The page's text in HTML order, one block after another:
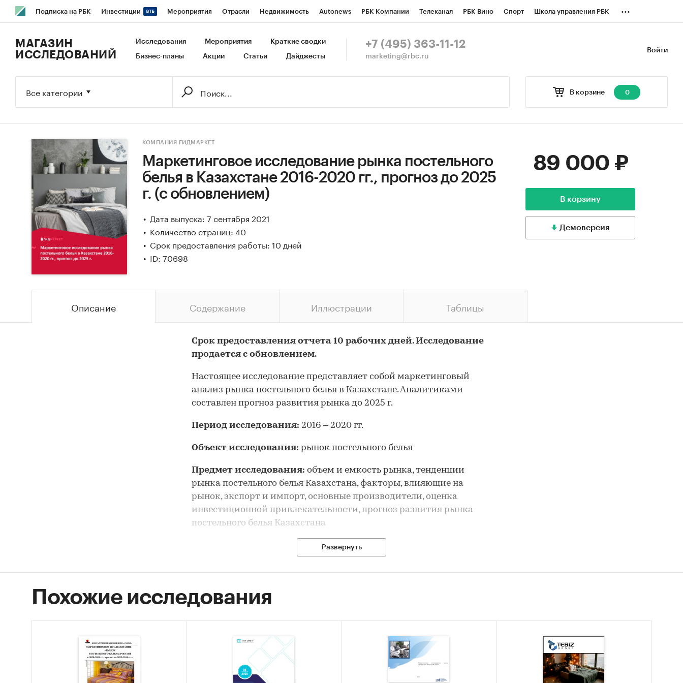
Подписка на РБК Инвестиции Мероприятия Отрасли Недвижимость Autonews РБК Компании Телеканал РБК Вино Спорт Школа управления РБК
Исследования Кредитные рейтинги Франшизы Газета Спецпроекты СПб Конференции СПб Спецпроекты
...
Войти
МАГАЗИН
ИССЛЕДОВАНИЙ
Исследования Мероприятия Краткие сводки
Бизнес-планы Акции Статьи Дайджесты
+7 (495) 363-11-12
marketing@rbc.ru
В корзине 0
Все категории
КОМПАНИЯ ГИДМАРКЕТ
Маркетинговое исследование рынка постельного
белья в Казахстане 2016-2020 гг., прогноз до 2025
г. (с обновлением)
Дата выпуска: 7 сентября 2021
Количество страниц: 40
Срок предоставления работы: 10 дней
ID: 70698
89 000 ₽
В корзину
Демоверсия
Описание Содержание Иллюстрации Таблицы
Срок предоставления отчета 10 рабочих дней. Исследование
продается с обновлением.
Настоящее исследование представляет собой маркетинговый
анализ рынка постельного белья в Казахстане. Аналитиками
составлен прогноз развития рынка до 2025 г.
Период исследования: 2016 – 2020 гг.
Объект исследования: рынок постельного белья
Предмет исследования: объем и емкость рынка, тенденции
рынка постельного белья Казахстана, факторы, влияющие на
рынок, экспорт и импорт, основные производители, оценка
инвестиционной привлекательности, прогноз развития рынка
постельного белья Казахстана
анализ и прогноз развития рынка
постельного белья Казахстана
Описание состояния рынка постельного белья Казахстана
Оценка объема и потенциальной емкости рынка постельного
STEP-анализ факторов, влияющих на рынок постельного белья
Казахстана
Развернуть
Похожие исследования